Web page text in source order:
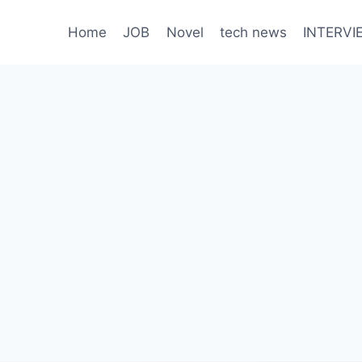
Home JOB Novel tech news